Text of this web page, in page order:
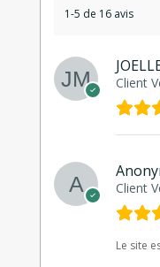
1-5 de 16 avis
Client
Client
Le site